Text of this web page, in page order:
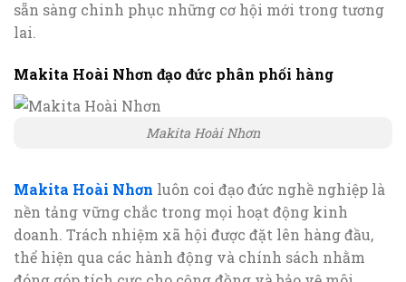
sẵn sàng chinh phục những cơ hội mới trong tương
lai.
Makita Hoài Nhơn đạo đức phân phối hàng
Makita Hoài Nhơn
Makita Hoài Nhơn luôn coi đạo đức nghề nghiệp là
nền tảng vững chắc trong mọi hoạt động kinh
doanh. Trách nhiệm xã hội được đặt lên hàng đầu,
thể hiện qua các hành động và chính sách nhằm